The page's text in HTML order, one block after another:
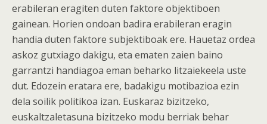
erabileran eragiten duten faktore objektiboen
gainean. Horien ondoan badira erabileran eragin
handia duten faktore subjektiboak ere. Hauetaz ordea
askoz gutxiago dakigu, eta ematen zaien baino
garrantzi handiagoa eman beharko litzaiekeela uste
dut. Edozein eratara ere, badakigu motibazioa ezin
dela soilik politikoa izan. Euskaraz bizitzeko,
euskaltzaletasuna bizitzeko modu berriak behar